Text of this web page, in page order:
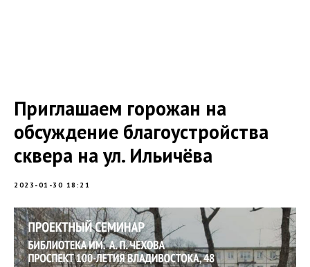
Приглашаем горожан на
обсуждение благоустройства
сквера на ул. Ильичёва
2023-01-30 18:21